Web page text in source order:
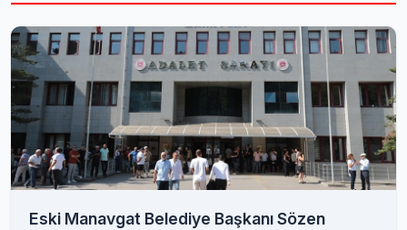
Eski Manavgat Belediye Başkanı Sözen